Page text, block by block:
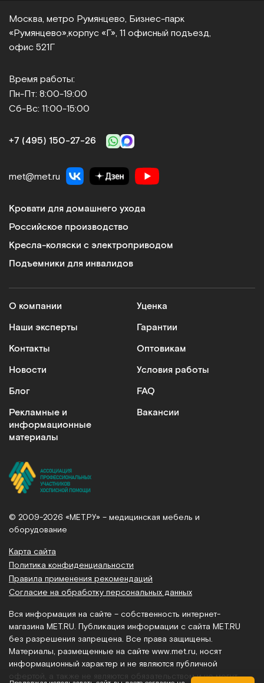
Москва, метро Румянцево, Бизнес‑парк
«Румянцево», корпус «Г», 11 офисный подъезд,
офис 521Г
Время работы:
Пн-Пт: 8:00-19:00
Сб-Вс: 11:00-15:00
+7 (495) 150‑27‑26
met@met.ru
Кровати для домашнего ухода
Российское производство
Кресла-коляски с электроприводом
Подъемники для инвалидов
О компании
Наши эксперты
Контакты
Новости
Блог
Рекламные и
информационные
материалы
Уценка
Гарантии
Оптовикам
Условия работы
FAQ
Вакансии
© 2009-2026 «МЕТ.РУ» – медицинская мебель и
оборудование
Карта сайта
Политика конфиденциальности
Правила применения рекомендаций
Согласие на обработку персональных данных
Вся информация на сайте – собственность интернет-
магазина MET.RU. Публикация информации с сайта MET.RU
без разрешения запрещена. Все права защищены.
Материалы, размещенные на сайте www.met.ru , носят
информационный характер и не являются публичной
офертой, а также не являются обязательством и не могут